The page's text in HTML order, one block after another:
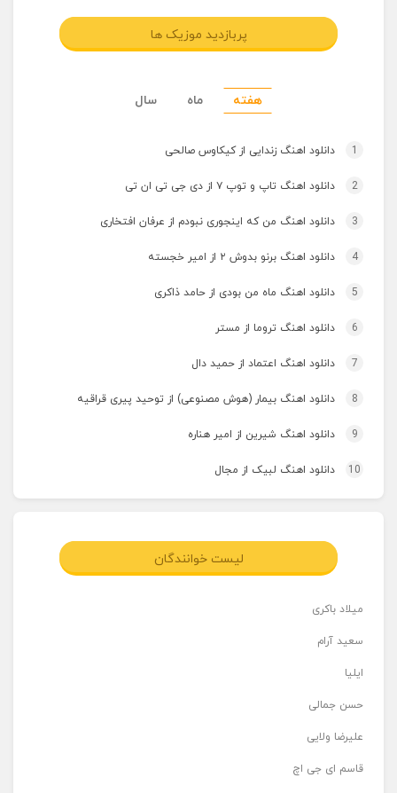
پربازدید موزیک ها
هفته ماه سال
1 دانلود اهنگ زندایی از کیکاوس صالحی
2 دانلود اهنگ تاپ و توپ ۷ از دی جی تی ان تی
3 دانلود اهنگ من که اینجوری نبودم از عرفان افتخاری
4 دانلود اهنگ برنو بدوش ۲ از امیر خجسته
5 دانلود اهنگ ماه من بودی از حامد ذاکری
6 دانلود اهنگ تروما از مستر
7 دانلود اهنگ اعتماد از حمید دال
8 دانلود اهنگ بیمار (هوش مصنوعی) از توحید پیری قراقیه
9 دانلود اهنگ شیرین از امیر هناره
10 دانلود اهنگ لبیک از مجال
لیست خوانندگان
میلاد باکری
سعید آرام
ایلیا
حسن جمالی
علیرضا ولایی
قاسم ای جی اچ